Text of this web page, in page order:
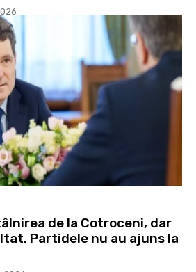
de la Cotroceni, dar
Partidele nu au ajuns la